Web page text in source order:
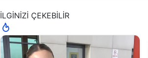
İLGİNİZİ ÇEKEBİLİR